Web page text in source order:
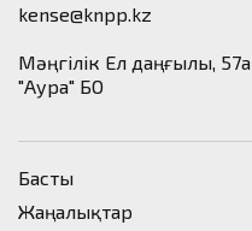
kense@knpp.kz
​Мәңгілік Ел даңғылы, 57а
"Аура" БО
Басты
Жаңалықтар